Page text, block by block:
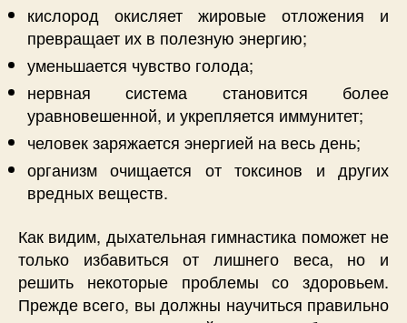
кислород окисляет жировые отложения и
превращает их в полезную энергию;
уменьшается чувство голода;
нервная система становится более
уравновешенной, и укрепляется иммунитет;
человек заряжается энергией на весь день;
организм очищается от токсинов и других
вредных веществ.
Как видим, дыхательная гимнастика поможет не
только избавиться от лишнего веса, но и
решить некоторые проблемы со здоровьем.
Прежде всего, вы должны научиться правильно